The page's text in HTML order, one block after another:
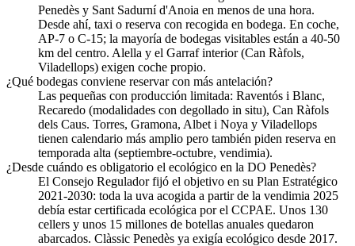
Penedès y Sant Sadurní d'Anoia en menos de una hora.
Desde ahí, taxi o reserva con recogida en bodega. En coche,
AP-7 o C-15; la mayoría de bodegas visitables están a 40-50
km del centro. Alella y el Garraf interior (Can Ràfols,
Viladellops) exigen coche propio.
¿Qué bodegas conviene reservar con más antelación?
Las pequeñas con producción limitada: Raventós i Blanc,
Recaredo (modalidades con degollado in situ), Can Ràfols
dels Caus. Torres, Gramona, Albet i Noya y Viladellops
tienen calendario más amplio pero también piden reserva en
temporada alta (septiembre-octubre, vendimia).
¿Desde cuándo es obligatorio el ecológico en la DO Penedès?
El Consejo Regulador fijó el objetivo en su Plan Estratégico
2021-2030: toda la uva acogida a partir de la vendimia 2025
debía estar certificada ecológica por el CCPAE. Unos 130
cellers y unos 15 millones de botellas anuales quedaron
abarcados. Clàssic Penedès ya exigía ecológico desde 2017.